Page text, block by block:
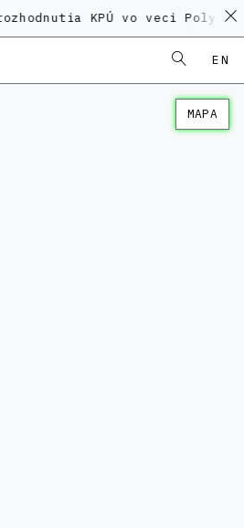
KPÚ vo veci Polyfunkčného
EN
MAPA